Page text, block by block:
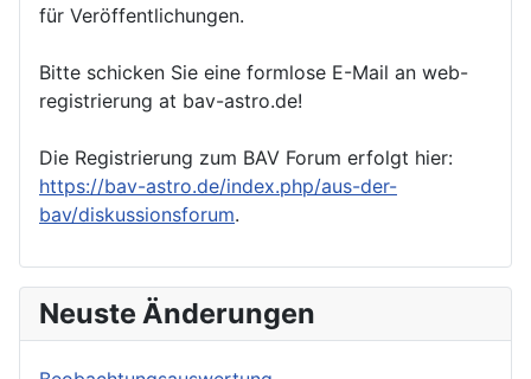
für Veröffentlichungen.
Bitte schicken Sie eine formlose E-Mail an web-
registrierung at bav-astro.de!
Die Registrierung zum BAV Forum erfolgt hier:
https://bav-astro.de/index.php/aus-der-
bav/diskussionsforum.
Neuste Änderungen